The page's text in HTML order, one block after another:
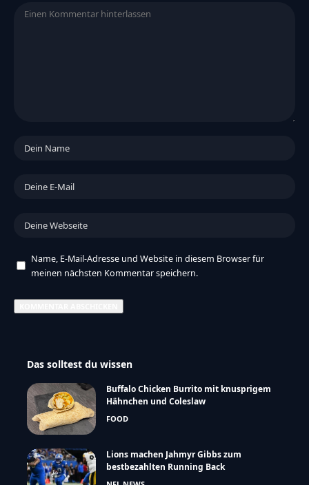
Name, E-Mail-Adresse und Website in diesem Browser für
meinen nächsten Kommentar speichern.
Das solltest du wissen
Buffalo Chicken Burrito mit knusprigem
Hähnchen und Coleslaw
FOOD
Lions machen Jahmyr Gibbs zum
bestbezahlten Running Back